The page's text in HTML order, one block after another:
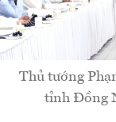
Thủ tướng
tỉnh Đồng